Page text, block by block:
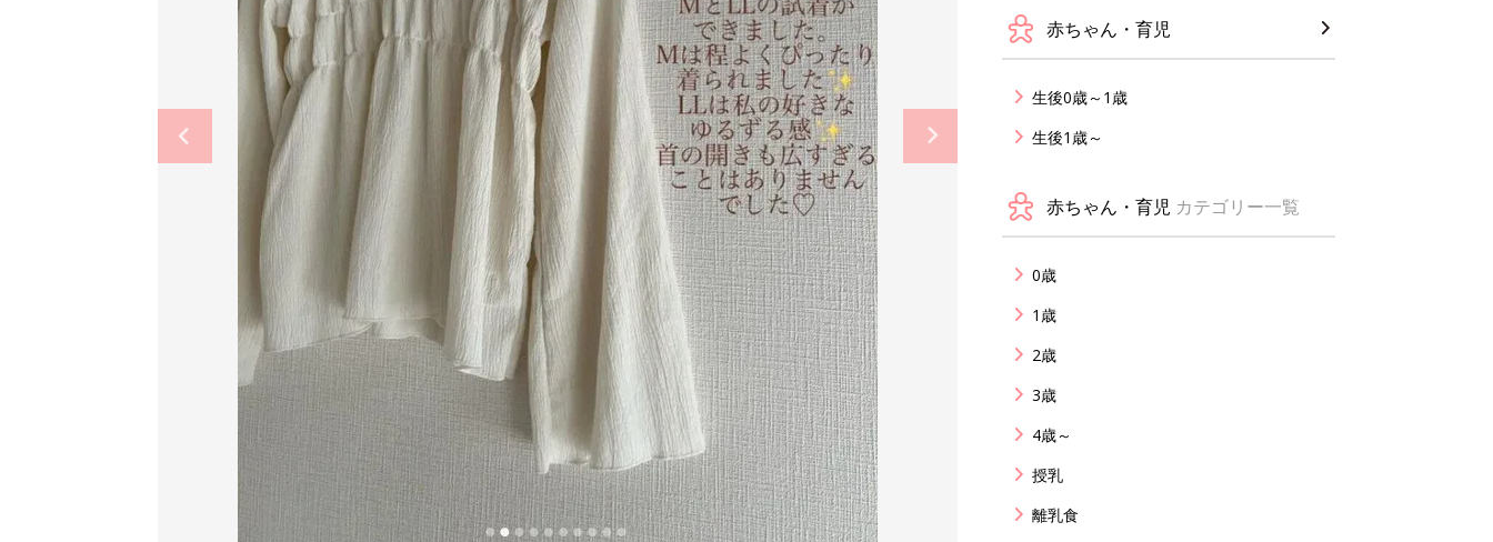
赤ちゃん・育児
生後0歳～1歳
生後1歳～
赤ちゃん・育児 カテゴリー一覧
0歳
1歳
2歳
3歳
4歳～
授乳
離乳食